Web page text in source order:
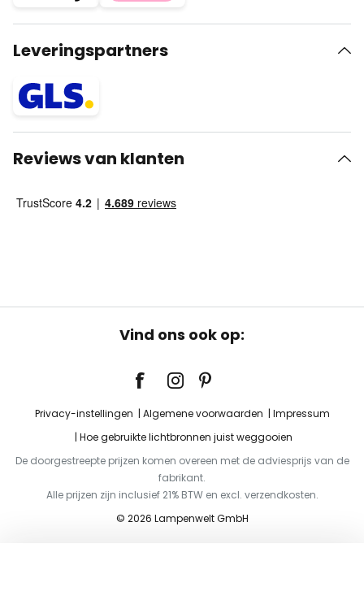
Leveringspartners
Reviews van klanten
Vind ons ook op:
Privacy-instellingen Algemene voorwaarden
Impressum
Hoe gebruikte lichtbronnen juist weggooien
De doorgestreepte prijzen komen overeen met de adviesprijs van de
fabrikant.
Alle prijzen zijn inclusief 21% BTW en excl. verzendkosten.
© 2026 Lampenwelt GmbH